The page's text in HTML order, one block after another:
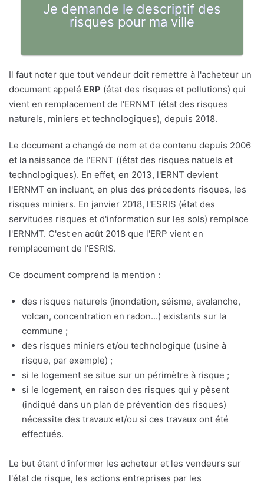
Je demande le descriptif des
risques pour ma ville
Il faut noter que tout vendeur doit remettre à l'acheteur un
document appelé ERP (état des risques et pollutions) qui
vient en remplacement de l'ERNMT (état des risques
naturels, miniers et technologiques), depuis 2018.
Le document a changé de nom et de contenu depuis 2006
et la naissance de l'ERNT ((état des risques natuels et
technologiques). En effet, en 2013, l'ERNT devient
l'ERNMT en incluant, en plus des précedents risques, les
risques miniers. En janvier 2018, l'ESRIS (état des
servitudes risques et d'information sur les sols) remplace
l'ERNMT. C'est en août 2018 que l'ERP vient en
remplacement de l'ESRIS.
Ce document comprend la mention :
des risques naturels (inondation, séisme, avalanche,
volcan, concentration en radon...) existants sur la
commune ;
des risques miniers et/ou technologique (usine à
risque, par exemple) ;
si le logement se situe sur un périmètre à risque ;
si le logement, en raison des risques qui y pèsent
(indiqué dans un plan de prévention des risques)
nécessite des travaux et/ou si ces travaux ont été
effectués.
Le but étant d'informer les acheteur et les vendeurs sur
l'état de risque, les actions entreprises par les